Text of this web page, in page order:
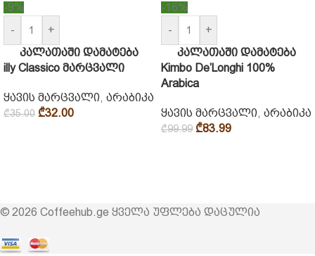
-9%
-
+
კალათაში დამატება
illy Classico მარცვალი
ყავის მარცვალი, არაბიკა
₾35.00 ₾32.00
-16%
-
+
კალათაში დამატება
Kimbo De’Longhi 100%
Arabica
ყავის მარცვალი, არაბიკა
₾99.99 ₾83.99
© 2026 Coffeehub.ge ყველა უფლება დაცულია